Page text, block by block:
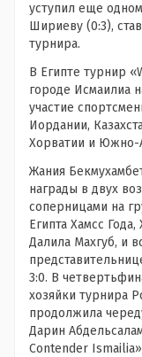
уступил еще
Шириеву (0:3),
турнира.
В Египте турнир
городе Исмаилиа
участие
Иордании,
Хорватии и Южно-
Жания
награды в двух
соперницами на
Египта Хамсс
Далила Махгуб, и
3:0. В
хозяйки турнира
продолжила
Дарин
Contender